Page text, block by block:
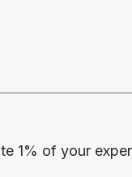
1% of your